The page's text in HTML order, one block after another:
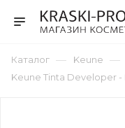
Каталог — Keune —
Keune Tinta Developer